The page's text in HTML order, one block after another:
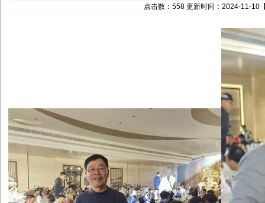
点击数：558 更新时间：2024-11-10